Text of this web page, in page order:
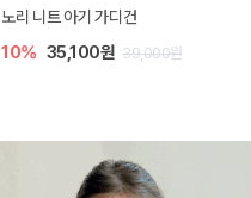
밀라 아기 원피스
20% 27,200원 34,000원